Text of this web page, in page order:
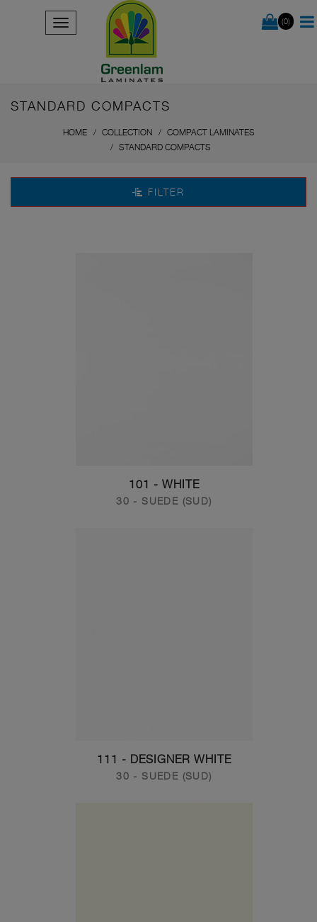
(0)
STANDARD COMPACTS
HOME COLLECTION
COMPACT LAMINATES
STANDARD COMPACTS
FILTER
101 - WHITE
30 - SUEDE (SUD)
111 - DESIGNER WHITE
30 - SUEDE (SUD)